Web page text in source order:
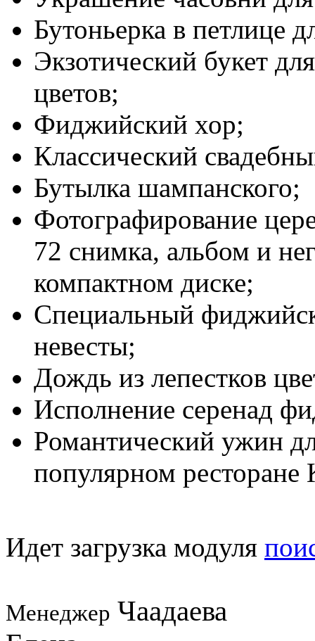
Бутоньерка в петлице
Экзотический букет
цветов;
Фиджийский хор;
Классический
Бутылка шампанского;
Фотографирование
72 снимка, альбом и
компактном диске;
Специальный
невесты;
Дождь из лепестков
Исполнение серенад
Романтический ужин
популярном ресторане
Идет загрузка модуля
Менеджер Чаадаева